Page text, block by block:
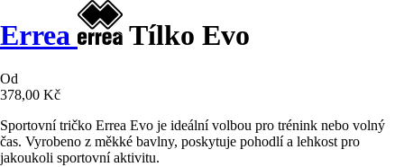
Errea Tílko Evo
Od
378,00 Kč
Sportovní tričko Errea Evo je ideální volbou pro trénink nebo volný
čas. Vyrobeno z měkké bavlny, poskytuje pohodlí a lehkost pro
jakoukoli sportovní aktivitu.